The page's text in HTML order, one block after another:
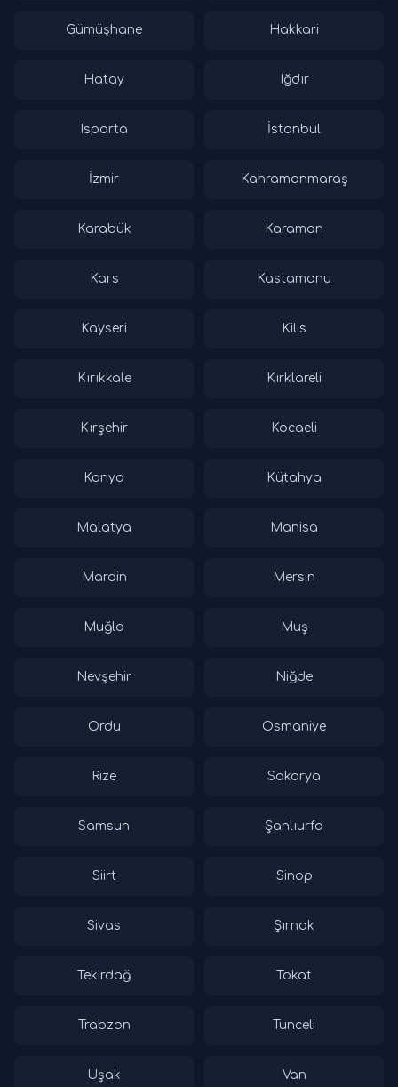
Gümüşhane Hakkari
Hatay Iğdır
Isparta İstanbul
İzmir Kahramanmaraş
Karabük Karaman
Kars Kastamonu
Kayseri Kilis
Kırıkkale Kırklareli
Kırşehir Kocaeli
Konya Kütahya
Malatya Manisa
Mardin Mersin
Muğla Muş
Nevşehir Niğde
Ordu Osmaniye
Rize Sakarya
Samsun Şanlıurfa
Siirt Sinop
Sivas Şırnak
Tekirdağ Tokat
Trabzon Tunceli
Uşak Van